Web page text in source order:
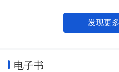
REST生态，从而谋求更进一步的
发现更
电子书